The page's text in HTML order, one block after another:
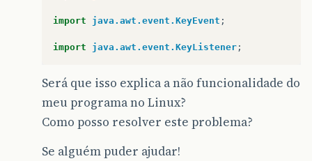
import java.awt.event.KeyEvent ;
import java.awt.event.KeyListener ;
Será que isso explica a não funcionalidade do
meu programa no Linux?
Como posso resolver este problema?
Se alguém puder ajudar!